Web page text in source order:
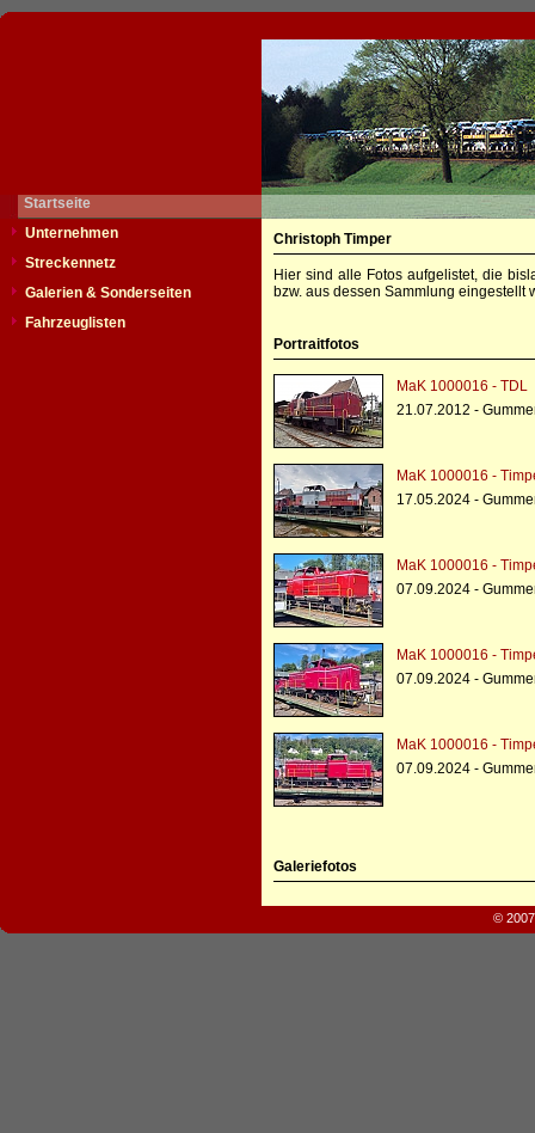
Startseite
Unternehmen
Streckennetz
Galerien & Sonderseiten
Fahrzeuglisten
Christoph Timper
Hier sind alle Fotos aufgelistet, die
bzw. aus dessen Sammlung eingestellt
Portraitfotos
MaK 1000016 - TDL
21.07.2012 -
MaK 1000016 -
17.05.2024 -
MaK 1000016 -
07.09.2024 -
MaK 1000016 -
07.09.2024 -
MaK 1000016 -
07.09.2024 -
Galeriefotos
©